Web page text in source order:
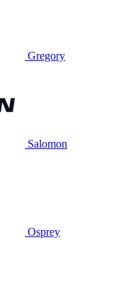
Gregory
Salomon
Osprey